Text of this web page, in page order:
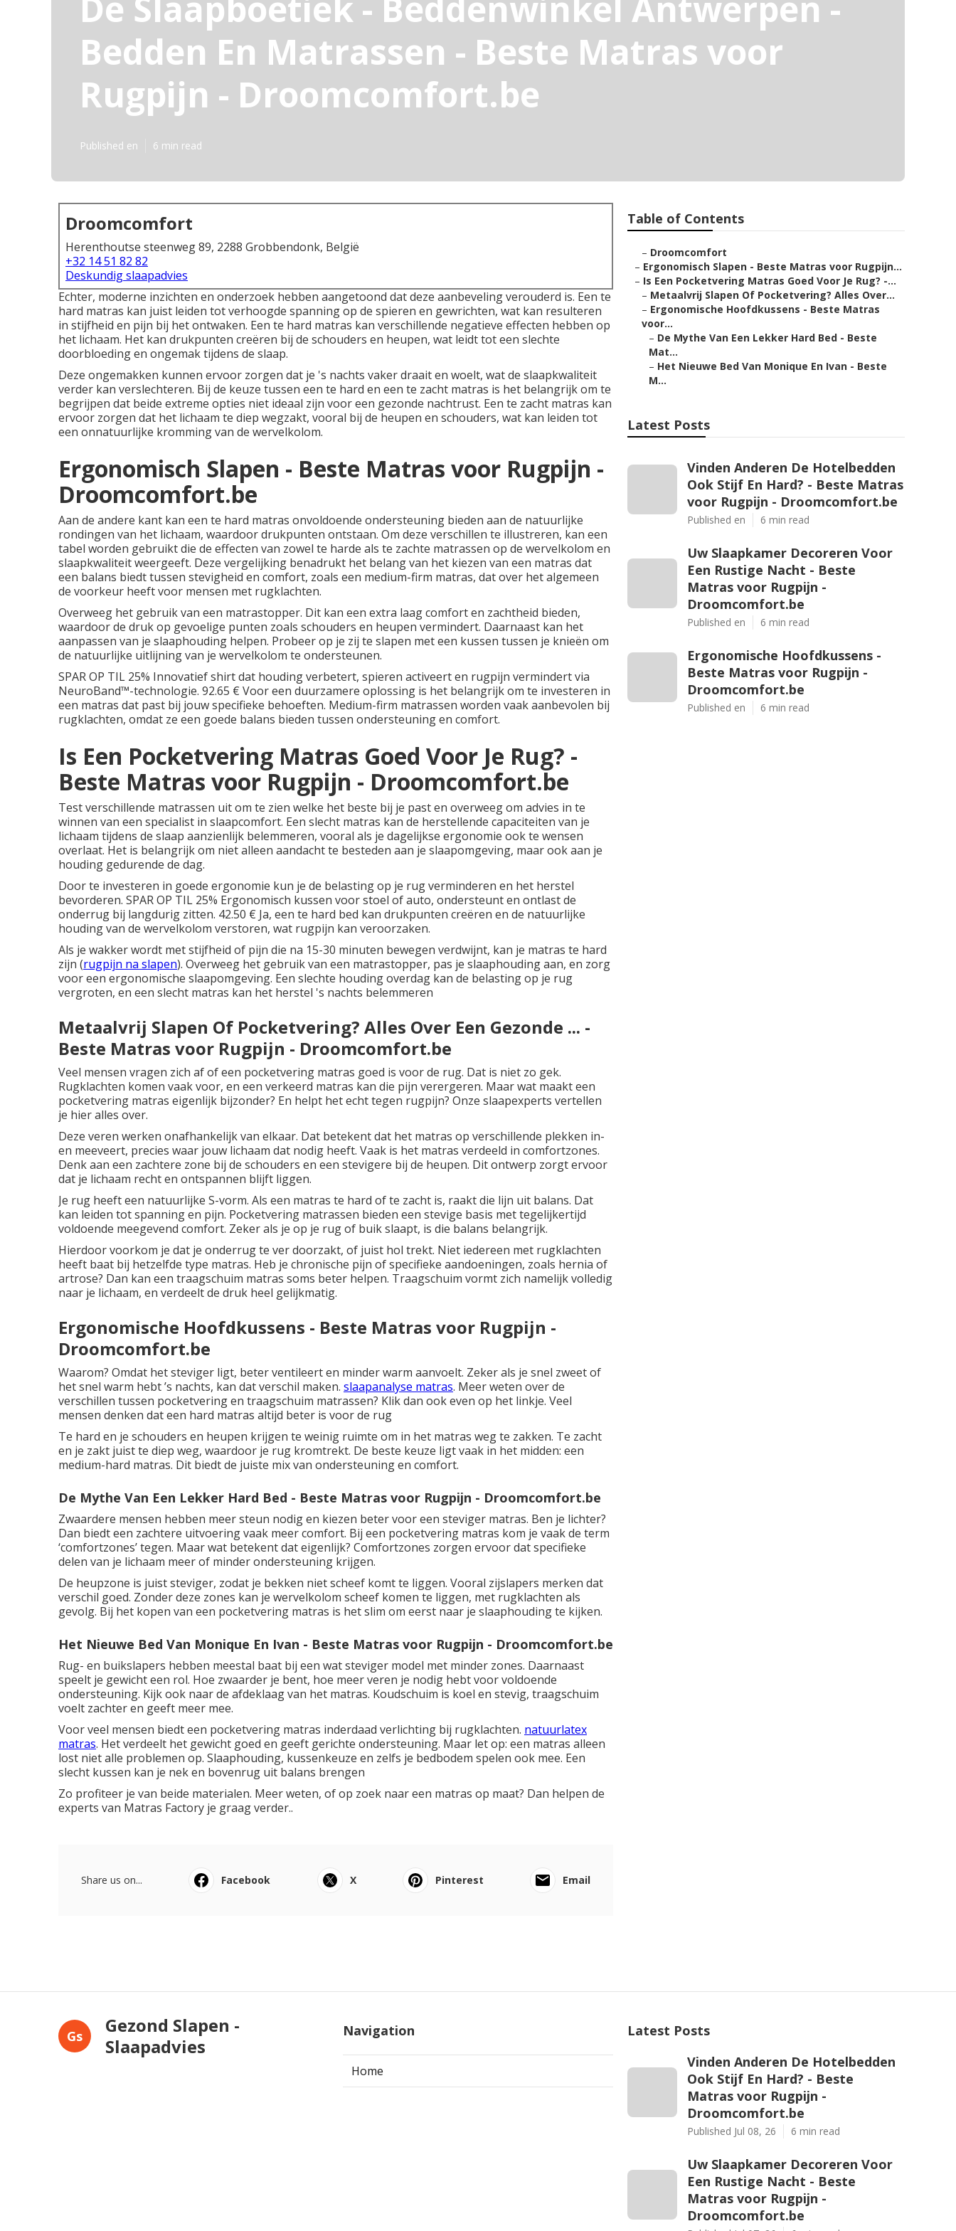
Bedden En Matrassen - Beste Matras voor
Rugpijn - Droomcomfort.be
Published en 6 min read
Droomcomfort
Herenthoutse steenweg 89, 2288 Grobbendonk, België
+32 14 51 82 82
Deskundig slaapadvies
Echter, moderne inzichten en onderzoek hebben aangetoond dat deze aanbeveling verouderd is. Een te
hard matras kan juist leiden tot verhoogde spanning op de spieren en gewrichten, wat kan resulteren
in stijfheid en pijn bij het ontwaken. Een te hard matras kan verschillende negatieve effecten hebben op
het lichaam. Het kan drukpunten creëren bij de schouders en heupen, wat leidt tot een slechte
doorbloeding en ongemak tijdens de slaap.
Deze ongemakken kunnen ervoor zorgen dat je 's nachts vaker draait en woelt, wat de slaapkwaliteit
verder kan verslechteren. Bij de keuze tussen een te hard en een te zacht matras is het belangrijk om te
begrijpen dat beide extreme opties niet ideaal zijn voor een gezonde nachtrust. Een te zacht matras kan
ervoor zorgen dat het lichaam te diep wegzakt, vooral bij de heupen en schouders, wat kan leiden tot
een onnatuurlijke kromming van de wervelkolom.
Ergonomisch Slapen - Beste Matras voor Rugpijn -
Droomcomfort.be
Aan de andere kant kan een te hard matras onvoldoende ondersteuning bieden aan de natuurlijke
rondingen van het lichaam, waardoor drukpunten ontstaan. Om deze verschillen te illustreren, kan een
tabel worden gebruikt die de effecten van zowel te harde als te zachte matrassen op de wervelkolom en
slaapkwaliteit weergeeft. Deze vergelijking benadrukt het belang van het kiezen van een matras dat
een balans biedt tussen stevigheid en comfort, zoals een medium-firm matras, dat over het algemeen
de voorkeur heeft voor mensen met rugklachten.
Overweeg het gebruik van een matrastopper. Dit kan een extra laag comfort en zachtheid bieden,
waardoor de druk op gevoelige punten zoals schouders en heupen vermindert. Daarnaast kan het
aanpassen van je slaaphouding helpen. Probeer op je zij te slapen met een kussen tussen je knieën om
de natuurlijke uitlijning van je wervelkolom te ondersteunen.
SPAR OP TIL 25% Innovatief shirt dat houding verbetert, spieren activeert en rugpijn vermindert via
NeuroBand™-technologie. 92.65 € Voor een duurzamere oplossing is het belangrijk om te investeren in
een matras dat past bij jouw specifieke behoeften. Medium-firm matrassen worden vaak aanbevolen bij
rugklachten, omdat ze een goede balans bieden tussen ondersteuning en comfort.
Is Een Pocketvering Matras Goed Voor Je Rug? -
Beste Matras voor Rugpijn - Droomcomfort.be
Test verschillende matrassen uit om te zien welke het beste bij je past en overweeg om advies in te
winnen van een specialist in slaapcomfort. Een slecht matras kan de herstellende capaciteiten van je
lichaam tijdens de slaap aanzienlijk belemmeren, vooral als je dagelijkse ergonomie ook te wensen
overlaat. Het is belangrijk om niet alleen aandacht te besteden aan je slaapomgeving, maar ook aan je
houding gedurende de dag.
Door te investeren in goede ergonomie kun je de belasting op je rug verminderen en het herstel
bevorderen. SPAR OP TIL 25% Ergonomisch kussen voor stoel of auto, ondersteunt en ontlast de
onderrug bij langdurig zitten. 42.50 € Ja, een te hard bed kan drukpunten creëren en de natuurlijke
houding van de wervelkolom verstoren, wat rugpijn kan veroorzaken.
Als je wakker wordt met stijfheid of pijn die na 15-30 minuten bewegen verdwijnt, kan je matras te hard
zijn (rugpijn na slapen). Overweeg het gebruik van een matrastopper, pas je slaaphouding aan, en zorg
voor een ergonomische slaapomgeving. Een slechte houding overdag kan de belasting op je rug
vergroten, en een slecht matras kan het herstel 's nachts belemmeren
Metaalvrij Slapen Of Pocketvering? Alles Over Een Gezonde ... -
Beste Matras voor Rugpijn - Droomcomfort.be
Veel mensen vragen zich af of een pocketvering matras goed is voor de rug. Dat is niet zo gek.
Rugklachten komen vaak voor, en een verkeerd matras kan die pijn verergeren. Maar wat maakt een
pocketvering matras eigenlijk bijzonder? En helpt het echt tegen rugpijn? Onze slaapexperts vertellen
je hier alles over.
Deze veren werken onafhankelijk van elkaar. Dat betekent dat het matras op verschillende plekken in-
en meeveert, precies waar jouw lichaam dat nodig heeft. Vaak is het matras verdeeld in comfortzones.
Denk aan een zachtere zone bij de schouders en een stevigere bij de heupen. Dit ontwerp zorgt ervoor
dat je lichaam recht en ontspannen blijft liggen.
Je rug heeft een natuurlijke S-vorm. Als een matras te hard of te zacht is, raakt die lijn uit balans. Dat
kan leiden tot spanning en pijn. Pocketvering matrassen bieden een stevige basis met tegelijkertijd
voldoende meegevend comfort. Zeker als je op je rug of buik slaapt, is die balans belangrijk.
Hierdoor voorkom je dat je onderrug te ver doorzakt, of juist hol trekt. Niet iedereen met rugklachten
heeft baat bij hetzelfde type matras. Heb je chronische pijn of specifieke aandoeningen, zoals hernia of
artrose? Dan kan een traagschuim matras soms beter helpen. Traagschuim vormt zich namelijk volledig
naar je lichaam, en verdeelt de druk heel gelijkmatig.
Ergonomische Hoofdkussens - Beste Matras voor Rugpijn -
Droomcomfort.be
Waarom? Omdat het steviger ligt, beter ventileert en minder warm aanvoelt. Zeker als je snel zweet of
het snel warm hebt ’s nachts, kan dat verschil maken. slaapanalyse matras. Meer weten overde
verschillen tussen pocketvering en traagschuim matrassen? Klik dan ook even op het linkje. Veel
mensen denken dat een hard matras altijd beter is voor de rug
Te hard en je schouders en heupen krijgen te weinig ruimte om in het matras weg te zakken. Te zacht
en je zakt juist te diep weg, waardoor je rug kromtrekt. De beste keuze ligt vaak in het midden: een
medium-hard matras. Dit biedt de juiste mix van ondersteuning en comfort.
De Mythe Van Een Lekker Hard Bed - Beste Matras voor Rugpijn - Droomcomfort.be
Zwaardere mensen hebben meer steun nodig en kiezen beter voor een steviger matras. Ben je lichter?
Dan biedt een zachtere uitvoering vaak meer comfort. Bij een pocketvering matras kom je vaak de term
‘comfortzones’ tegen. Maar wat betekent dat eigenlijk? Comfortzones zorgen ervoor dat specifieke
delen van je lichaam meer of minder ondersteuning krijgen.
De heupzone is juist steviger, zodat je bekken niet scheef komt te liggen. Vooral zijslapers merken dat
verschil goed. Zonder deze zones kan je wervelkolom scheef komen te liggen, met rugklachten als
gevolg. Bij het kopen van een pocketvering matras is het slim om eerst naar je slaaphouding te kijken.
Het Nieuwe Bed Van Monique En Ivan - Beste Matras voor Rugpijn - Droomcomfort.be
Rug- en buikslapers hebben meestal baat bij een wat steviger model met minder zones. Daarnaast
speelt je gewicht een rol. Hoe zwaarder je bent, hoe meer veren je nodig hebt voor voldoende
ondersteuning. Kijk ook naar de afdeklaag van het matras. Koudschuim is koel en stevig, traagschuim
voelt zachter en geeft meer mee.
Voor veel mensen biedt een pocketvering matras inderdaad verlichting bij rugklachten. natuurlatex
matras. Het verdeelt het gewicht goed en geeft gerichte ondersteuning. Maar let op: een matras alleen
lost niet alle problemen op. Slaaphouding, kussenkeuze en zelfs je bedbodem spelen ook mee. Een
slecht kussen kan je nek en bovenrug uit balans brengen
Zo profiteer je van beide materialen. Meer weten, of op zoek naar een matras op maat? Dan helpen de
experts van Matras Factory je graag verder..
Share us on... Facebook X Pinterest Email
Table of Contents
– Droomcomfort
– Ergonomisch Slapen - Beste Matras voor Rugpijn...
– Is Een Pocketvering Matras Goed Voor Je Rug? -...
– Metaalvrij Slapen Of Pocketvering? Alles Over...
– Ergonomische Hoofdkussens - Beste Matras
voor...
– De Mythe Van Een Lekker Hard Bed - Beste
Mat...
– Het Nieuwe Bed Van Monique En Ivan - Beste
M...
Latest Posts
Vinden Anderen De Hotelbedden
Ook Stijf En Hard? - Beste Matras
voor Rugpijn - Droomcomfort.be
Published en 6 min read
Uw Slaapkamer Decoreren Voor
Een Rustige Nacht - Beste
Matras voor Rugpijn -
Droomcomfort.be
Published en 6 min read
Ergonomische Hoofdkussens -
Beste Matras voor Rugpijn -
Droomcomfort.be
Published en 6 min read
Gs
Gezond Slapen -
Slaapadvies
Navigation
Home
Latest Posts
Vinden Anderen De Hotelbedden
Ook Stijf En Hard? - Beste
Matras voor Rugpijn -
Droomcomfort.be
Published Jul 08, 26 6 min read
Uw Slaapkamer Decoreren Voor
Een Rustige Nacht - Beste
Matras voor Rugpijn -
Droomcomfort.be